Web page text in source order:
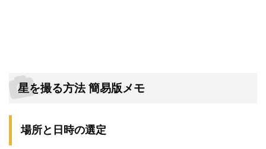
星を撮る方法 簡易版メモ
場所と日時の選定